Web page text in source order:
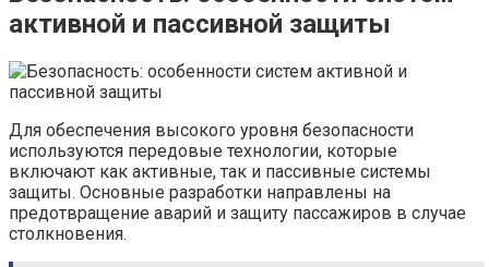
активной и пассивной защиты
Для обеспечения высокого уровня безопасности
используются передовые технологии, которые
включают как активные, так и пассивные системы
защиты. Основные разработки направлены на
предотвращение аварий и защиту пассажиров в случае
столкновения.